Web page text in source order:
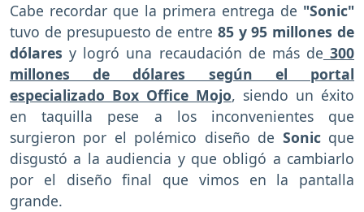
Cabe recordar que la primera entrega de "Sonic"
tuvo de presupuesto de entre 85 y 95 millones de
dólares y logró una recaudación de más de 300
millones de dólares según el portal
especializado Box Office Mojo, siendo un éxito
en taquilla pese a los inconvenientes que
surgieron por el polémico diseño de Sonicque
disgustó a la audiencia y que obligó a cambiarlo
por el diseño final que vimos en la pantalla
grande.